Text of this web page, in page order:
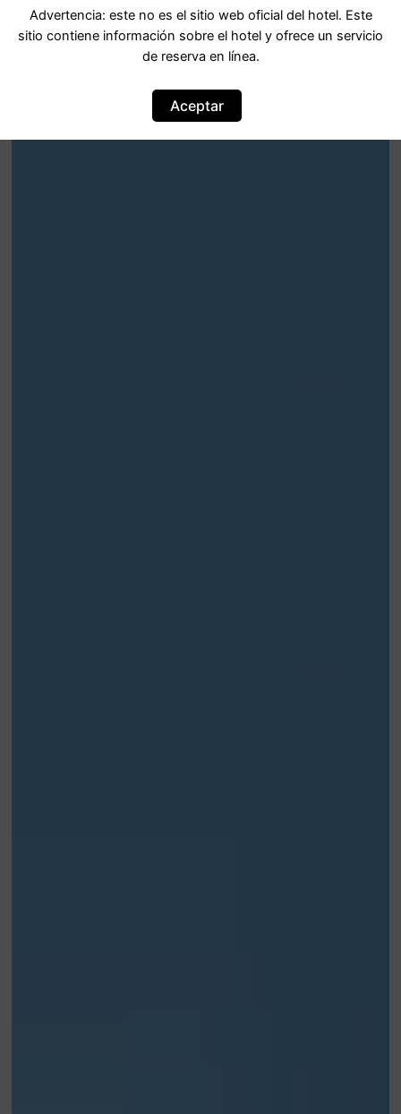
Advertencia: este no es el sitio web oficial del hotel. Este
sitio contiene información sobre el hotel y ofrece un servicio
de reserva en línea.
Aceptar